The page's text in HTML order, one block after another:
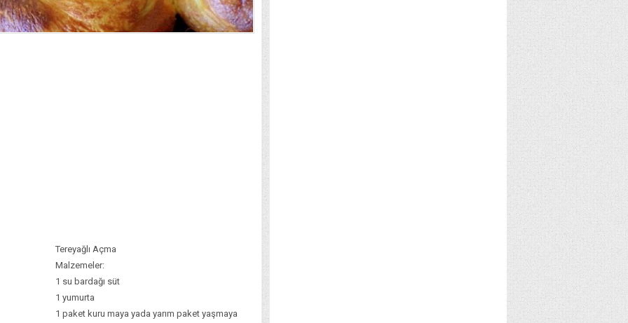
Tereyağlı Açma
Malzemeler:
1 su bardağı süt
1 yumurta
1 paket kuru maya yada yarım paket yaşmaya